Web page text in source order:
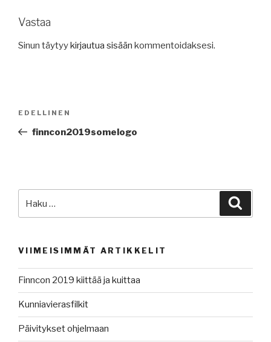
Vastaa
Sinun täytyykirjautua sisään kommentoidaksesi.
Edellinen
artikkeli
EDELLINEN
finncon2019somelogo
VIIMEISIMMÄT ARTIKKELIT
Finncon 2019 kiittää ja kuittaa
Kunniavierasfilkit
Päivitykset ohjelmaan